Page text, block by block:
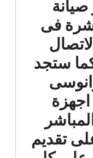
فى
ستجد
اجهزة
تقديم